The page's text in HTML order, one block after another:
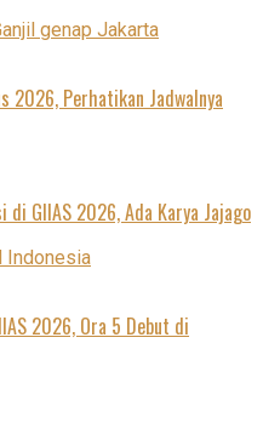
2026, Perhatikan Jadwalnya
di GIIAS 2026, Ada Karya Jajago
2026, Ora 5 Debut di